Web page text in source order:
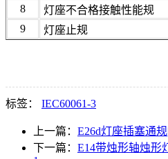
8
灯座不合格接触性能规
9
灯座止规
标签： IEC60061-3
上一篇： E26d灯座插塞通
下一篇： E14带烛形轴烛形